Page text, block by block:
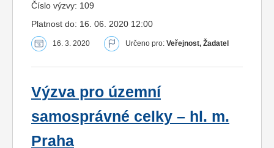
Číslo výzvy: 109
Platnost do: 16. 06. 2020 12:00
16. 3. 2020 Určeno pro: Veřejnost, Žadatel
Výzva pro územní
samosprávné celky – hl. m.
Praha